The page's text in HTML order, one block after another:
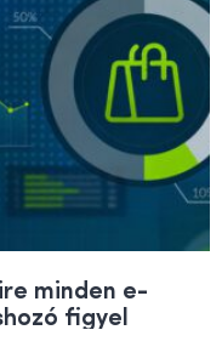
minden e-
figyel